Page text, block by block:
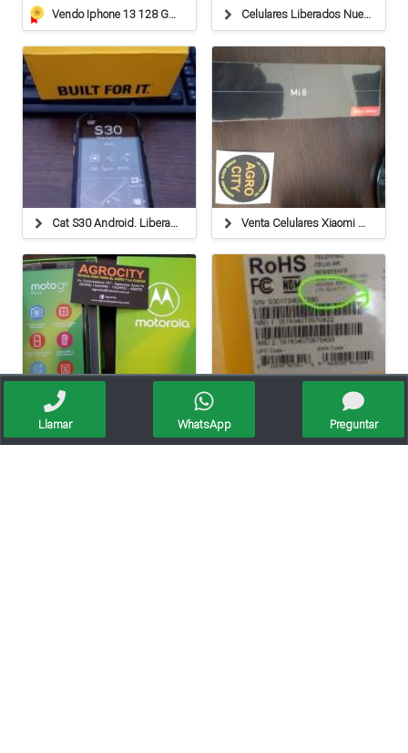
Vendo Iphone 13 128 Gb 85% Bateria, Impecable!! Celulares Liberados Nuevos Garantía Escrita
Cat S30 Android. Liberado Nuevo 4g Americanos -original Venta Celulares Xiaomi Excelente Relación Precio Produc
Cat Liberados Garantía Escrita -originales 4g Americano
Llamar WhatsApp Preguntar